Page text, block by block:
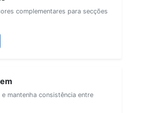
complementares para secções
mantenha consistência entre